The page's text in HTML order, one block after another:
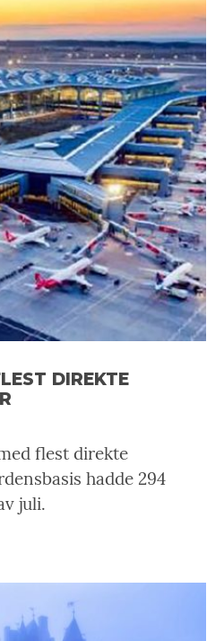
DIREKTE
flest direkte
hadde 294
juli.